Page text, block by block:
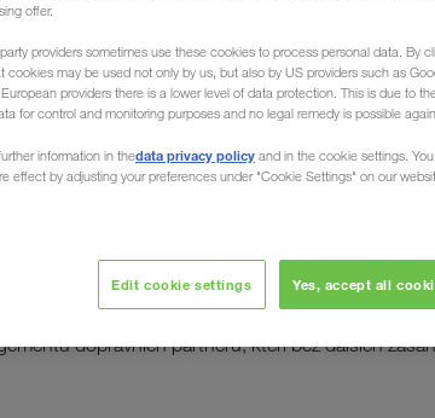
Environment - Quality
struktury procesy, metody a nástroje, které
bezpečnosti, ochrany zdraví, životního
dopravních partnerů, kteří bez dalších
offer.
providers sometimes use these cookies to process personal data. By
cookies may be used not only by us, but also by US providers such as
providers there is a lower level of data protection. This is due to
for control and monitoring purposes and no legal remedy is possible
information in thedata privacy policy and in the cookie settings.
effect by adjusting your preferences under "Cookie Settings" on our
Edit cookie settings Yes, accept all